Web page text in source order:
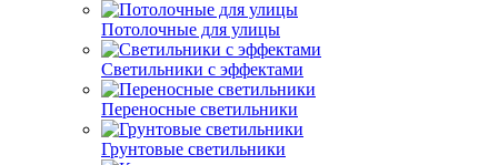
Потолочные для улицы
Светильники с эффектами
Переносные светильники
Грунтовые светильники